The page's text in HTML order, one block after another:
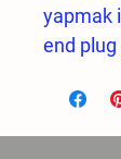
yapmak
end plug